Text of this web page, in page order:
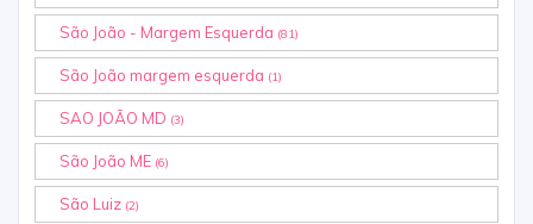
São João - Margem Esquerda (81)
São João margem esquerda (1)
SAO JOÃO MD (3)
São João ME (6)
São Luiz (2)